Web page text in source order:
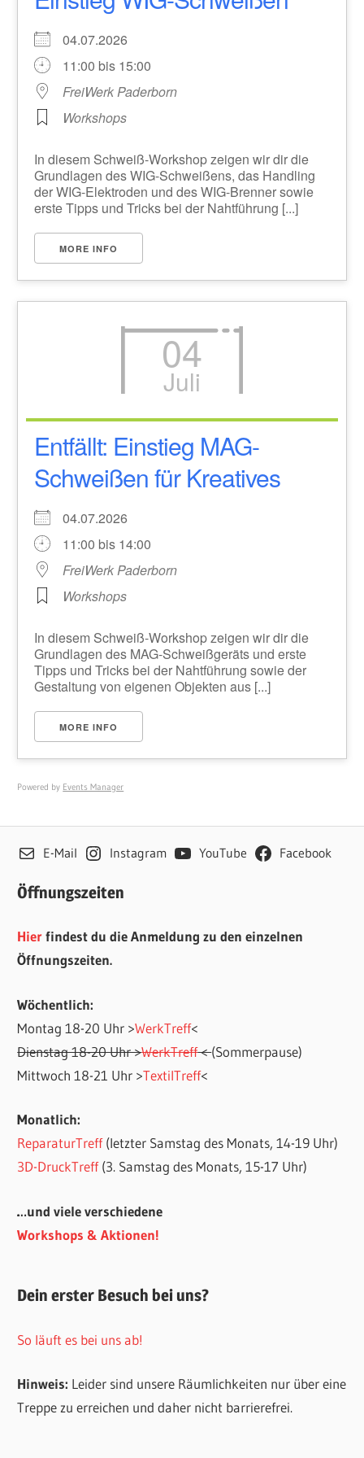
04.07.2026
11:00 bis 15:00
FreiWerk Paderborn
Workshops
In diesem Schweiß-Workshop zeigen wir dir die
Grundlagen des WIG-Schweißens, das Handling
der WIG-Elektroden und des WIG-Brenner sowie
erste Tipps und Tricks bei der Nahtführung [...]
MORE INFO
04
Juli
Entfällt: Einstieg MAG-
Schweißen für Kreatives
04.07.2026
11:00 bis 14:00
FreiWerk Paderborn
Workshops
In diesem Schweiß-Workshop zeigen wir dir die
Grundlagen des MAG-Schweißgeräts und erste
Tipps und Tricks bei der Nahtführung sowie der
Gestaltung von eigenen Objekten aus [...]
MORE INFO
Powered by Events Manager
E-Mail Instagram YouTube Facebook
Öffnungszeiten
Hierfindest du die Anmeldung zu den einzelnen
Öffnungszeiten.
Wöchentlich:
Montag 18-20 Uhr >WerkTreff<
Dienstag 18-20 Uhr >WerkTreff<(Sommerpause)
Mittwoch 18-21 Uhr >TextilTreff<
Monatlich:
ReparaturTreff(letzter Samstag des Monats, 14-19 Uhr)
3D-DruckTreff(3. Samstag des Monats, 15-17 Uhr)
…und viele verschiedene
Workshops & Aktionen!
Dein erster Besuch bei uns?
So läuft es bei uns ab!
Hinweis: Leider sind unsere Räumlichkeiten nur über eine
Treppe zu erreichen und daher nicht barrierefrei.